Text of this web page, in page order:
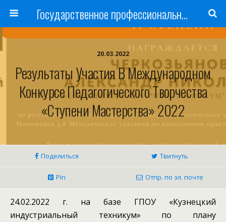
Государственное профессиональное образовательное учреждение
20.03.2022
Результаты Участия В Международном
Конкурсе Педагогического Творчества
«Ступени Мастерства» 2022
Поделиться Твитнуть
Pin Отпр. по эл. почте
24.02.2022 г. на базе ГПОУ «Кузнецкий
индустриальный техникум» по плану